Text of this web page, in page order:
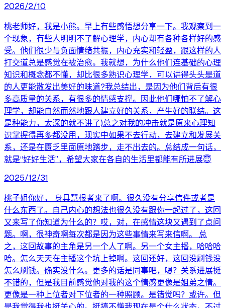
2026/2/10
桃老师好，我是小熊。早上有些感悟想分享一下。我观察到一
个现象，有些人明明不了解心理学，内心却有各种各样好的感
受。他们很少与负面情绪共振，内心充实和轻盈，跟这样的人
打交道总是感觉在被治愈。我就想，为什么他们连基础的心理
知识和概念都不懂，却比很多熟识心理学，可以讲得头头是道
的人更能散发出美好的味道?我总结出，是因为他们背后有很
多高质量的关系，有很多的情感支撑。因此他们哪怕不了解心
理学，却能自然而然地跟人建立好的关系，产生好的联结。这
是种能力，太深的就不讲了)总之对我的冲击就是原来心理知
识掌握得再多都没用，现实中如果不去行动，去建立和发展关
系，还是在匮乏里面原地踏步，走不出去的。总结成一句话，
就是“好好生活”，希望大家在各自的生活里都能有所进展😇
2025/12/31
桃子姐你好， 身具慧根者来了啊。很久没有分享信件或者是
什么东西了。自己内心的想法也很久没有跟你一起过了，这回
又来写了你知道为什么的？哎，对，在感情这块又遇到了点问
题。啊，很神奇啊每次都是因为这些事情来写来信啊。 总
之，这回故事的主角是另一个人了啊。另一个女主播，哈哈哈
哈。怎么天天在主播这个坑上掉啊。这回还好，这回没刷钱没
怎么刷钱。确实没什么。更多的话是同事吧，嗯？关系进展挺
不错的，但是我目前感觉他对我的这个情感更像是姐弟之情。
更像是一种上位者对下位者的一种照顾。是错觉吗？或许。但